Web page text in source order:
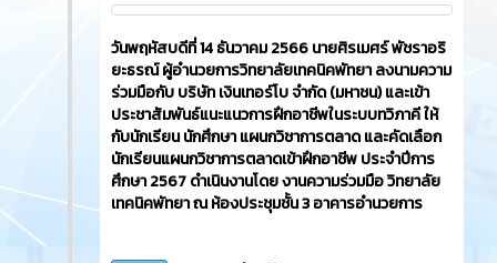
วันพฤหัสบดีที่ 14 ธันวาคม 2566​ นายศิรเมศร์ พัชราอริ
ยะธรณ์ ผู้อำนวยการวิทยาลัยเทคนิคพัทยา ลงนามความ
ร่วมมือกับ บริษัท เงินเทอร์โบ จำกัด (มหาชน) และเข้า
ประชาสัมพันธ์แนะแนวการฝึกอาชีพในระบบทวิภาคี ให้
กับนักเรียน นักศึกษา แผนกวิชาการตลาด และคัดเลือก
นักเรียนแผนกวิชาการตลาดเข้าฝึกอาชีพ ประจำปีการ
ศึกษา 2567 ดำเนินงานโดย งานความร่วมมือ วิทยาลัย
เทคนิคพัทยา ณ ห้องประชุมชั้น 3 อาคารอำนวยการ